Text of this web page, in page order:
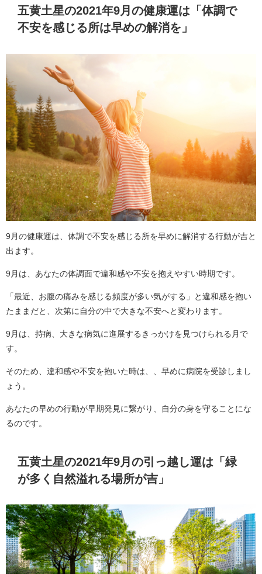
五黄土星の2021年9月の健康運は「体調で
不安を感じる所は早めの解消を」
9月の健康運は、体調で不安を感じる所を早めに解消する行動が吉と
出ます。
9月は、あなたの体調面で違和感や不安を抱えやすい時期です。
「最近、お腹の痛みを感じる頻度が多い気がする」と違和感を抱い
たままだと、次第に自分の中で大きな不安へと変わります。
9月は、持病、大きな病気に進展するきっかけを見つけられる月で
す。
そのため、違和感や不安を抱いた時は、、早めに病院を受診しまし
ょう。
あなたの早めの行動が早期発見に繋がり、自分の身を守ることにな
るのです。
五黄土星の2021年9月の引っ越し運は「緑
が多く自然溢れる場所が吉」